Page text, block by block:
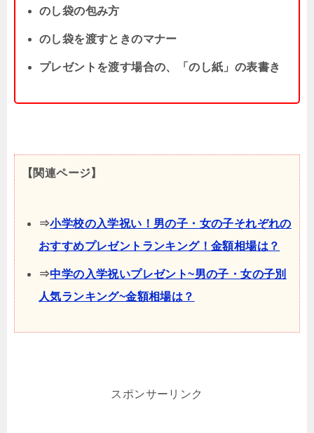
のし袋の包み方
のし袋を渡すときのマナー
プレゼントを渡す場合の、「のし紙」の表書き
【関連ページ】
⇒小学校の入学祝い！男の子・女の子それぞれの
おすすめプレゼントランキング！金額相場は？
⇒中学の入学祝いプレゼント~男の子・女の子別
人気ランキング~金額相場は？
スポンサーリンク